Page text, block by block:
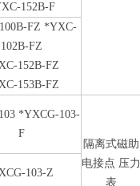
152B-F
FZ *YXC-
102B-FZ
152B-FZ
153B-FZ
*YXCG-103-
F
隔离式磁助
电接点 压力
表
103-Z